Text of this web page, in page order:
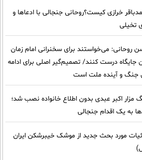
خرازی کیست؟روحانی جنجالی با ادعاها و
تخیلی
روحانی: می‌خواستند برای سخنرانی امام زمان
جایگاه درست کنند/ تصمیم‌گیر اصلی برای ادامه
جنگ و آینده ملت است
مزار اکبر عبدی بدون اطلاع خانواده نصب شد؛
به یک اقدام جنجالی
مورد بحث جدید از موشک خیبرشکن ایران